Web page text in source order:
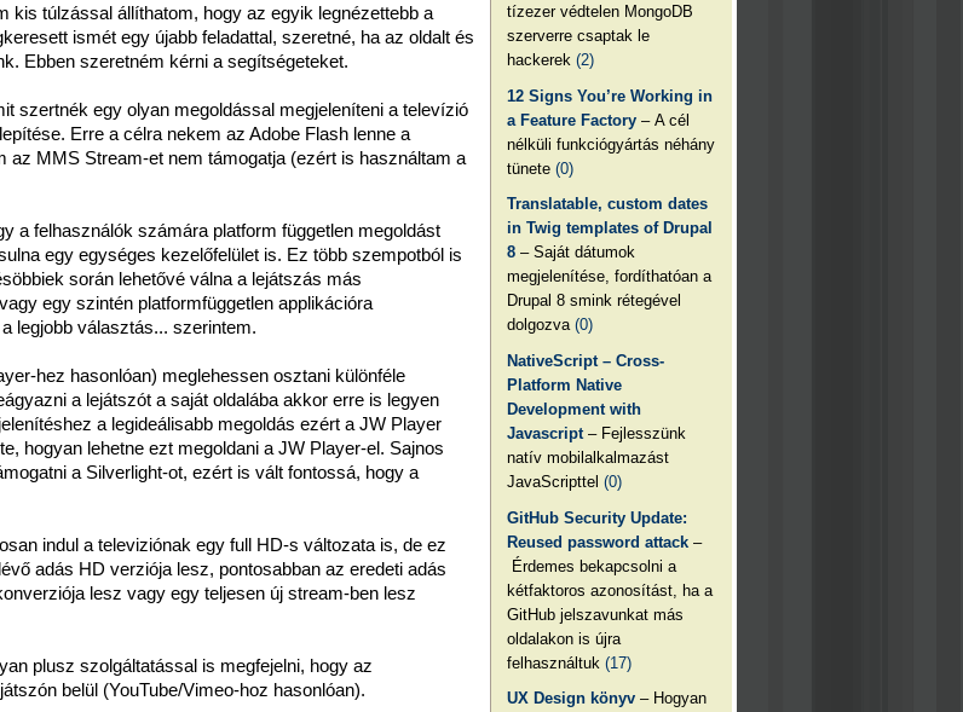
kis túlzással állíthatom, hogy az egyik legnézettebb a
ismét egy újabb feladattal, szeretné, ha az oldalt és
Ebben szeretném kérni a segítségeteket.
szertnék egy olyan megoldással megjeleníteni a televízió
Erre a célra nekem az Adobe Flash lenne a
az MMS Stream-et nem támogatja (ezért is használtam a
a felhasználók számára platform független megoldást
egy egységes kezelőfelület is. Ez több szempotból is
során lehetővé válna a lejátszás más
egy szintén platformfüggetlen applikációra
legjobb választás... szerintem.
hez hasonlóan) meglehessen osztani különféle
a lejátszót a saját oldalába akkor erre is legyen
a legideálisabb megoldás ezért a JW Player
hogyan lehetne ezt megoldani a JW Player-el. Sajnos
a Silverlight-ot, ezért is vált fontossá, hogy a
indul a televiziónak egy full HD-s változata is, de ez
adás HD verziója lesz, pontosabban az eredeti adás
lesz vagy egy teljesen új stream-ben lesz
plusz szolgáltatással is megfejelni, hogy az
belül (YouTube/Vimeo-hoz hasonlóan).
tízezer védtelen MongoDB
szerverre csaptak le
hackerek(2)
12 Signs You’re Working in
a Feature Factory – A cél
nélküli funkciógyártás néhány
tünete(0)
Translatable, custom dates
in Twig templates of Drupal
8 – Saját dátumok
megjelenítése, fordíthatóan a
Drupal 8 smink rétegével
dolgozva(0)
NativeScript – Cross-
Platform Native
Development with
Javascript – Fejlesszünk
natív mobilalkalmazást
JavaScripttel(0)
GitHub Security Update:
Reused password attack –
Érdemes bekapcsolni a
kétfaktoros azonosítást, ha a
GitHub jelszavunkat más
oldalakon is újra
felhasználtuk(17)
UX Design könyv – Hogyan